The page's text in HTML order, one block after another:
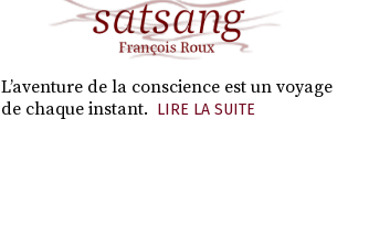
L’aventure de la conscience est un voyage
de chaque instant. LIRE LA SUITE